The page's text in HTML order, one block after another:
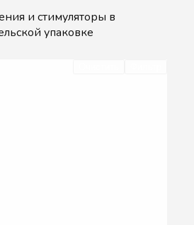
и стимуляторы в
упаковке